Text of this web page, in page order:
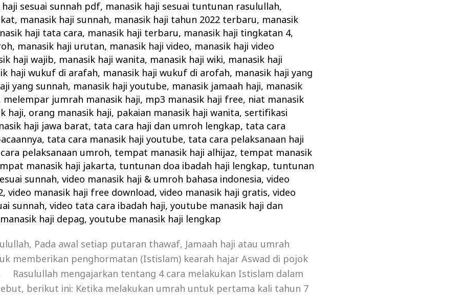
haji sesuai sunnah pdf, manasik haji sesuai tuntunan rasulullah,
, manasik haji sunnah, manasik haji tahun 2022 terbaru, manasik
haji tata cara, manasik haji terbaru, manasik haji tingkatan 4,
, manasik haji urutan, manasik haji video, manasik haji video
haji wajib, manasik haji wanita, manasik haji wiki, manasik haji
haji wukuf di arafah, manasik haji wukuf di arofah, manasik haji yang
yang sunnah, manasik haji youtube, manasik jamaah haji, manasik
melempar jumrah manasik haji, mp3 manasik haji free, niat manasik
haji, orang manasik haji, pakaian manasik haji wanita, sertifikasi
haji jawa barat, tata cara haji dan umroh lengkap, tata cara
, tata cara manasik haji youtube, tata cara pelaksanaan haji
pelaksanaan umroh, tempat manasik haji alhijaz, tempat manasik
manasik haji jakarta, tuntunan doa ibadah haji lengkap, tuntunan
sunnah,video manasik haji & umroh bahasa indonesia,video
,video manasik haji free download,video manasik haji gratis,video
sunnah,video tata cara ibadah haji,youtube manasik haji dan
haji depag,youtube manasik haji lengkap
Pada awal setiap putaran thawaf, Jamaah haji atau umrah
memberikan penghormatan (Istislam) kearah hajar Aswad di pojok
Rasulullah mengajarkan tentang 4 cara melakukan Istislam dalam
berikut ini: Ketika melakukan umrah untuk pertama kali tahun 7